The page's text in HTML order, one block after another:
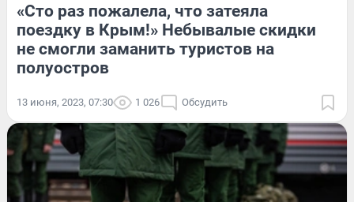
«Сто раз пожалела, что затеяла
поездку в Крым!» Небывалые скидки
не смогли заманить туристов на
полуостров
13 июня, 2023, 07:30 1 026 Обсудить